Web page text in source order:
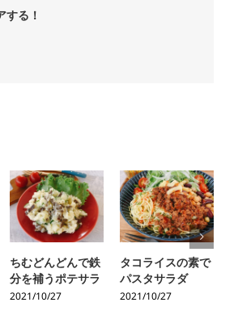
する！
ちむどんどんで鉄
分を補うポテサラ
2021/10/27
タコライスの素で
パスタサラダ
2021/10/27